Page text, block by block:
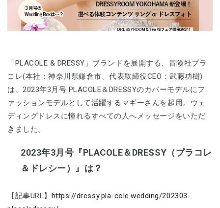
「PLACOLE & DRESSY」ブランドを展開する、冒険社プラ
コレ(本社：神奈川県鎌倉市、代表取締役CEO：武藤功樹)
は、2023年3月号 PLACOLE＆DRESSYのカバーモデルにフ
ァッションモデルとして活躍するマギーさんを起用。ウェ
ディングドレスに憧れるすべての人へメッセージをいただ
きました。
2023年3月号『PLACOLE＆DRESSY（プラコレ
＆ドレシー）』は？
【記事URL】
https://dressy.pla-cole.wedding/202303-